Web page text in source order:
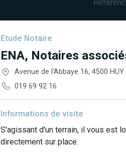
Etude Notaire
ENA, Notaires
Avenue de l'Abbaye 16, 4500 HUY
019 69 92 16
Informations de visite
S'agissant d'un terrain, il vous est
directement sur place.